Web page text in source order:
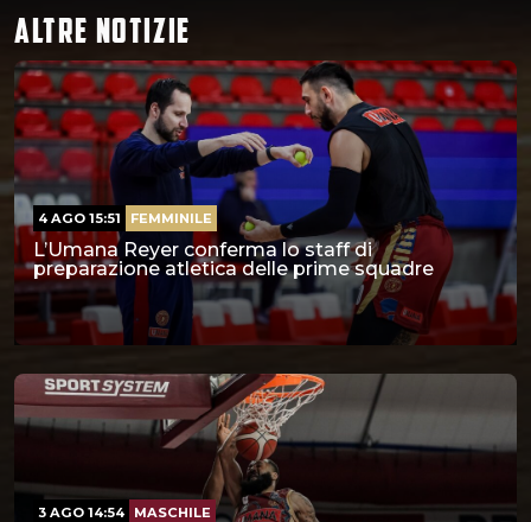
ALTRE NOTIZIE
L’Umana Reyer conferma lo staff di
preparazione atletica delle prime squadre
4 AGO 15:51 FEMMINILE
3 AGO 14:54 MASCHILE